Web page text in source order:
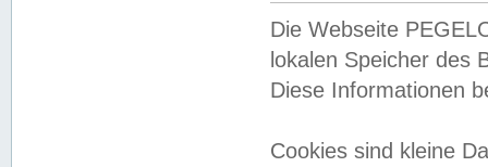
Die Webseite
lokalen Speicher des
Diese Informationen
Cookies sind kleine